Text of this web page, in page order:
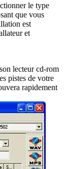
le type
que vous
est
et
lecteur cd-rom
pistes de votre
rapidement